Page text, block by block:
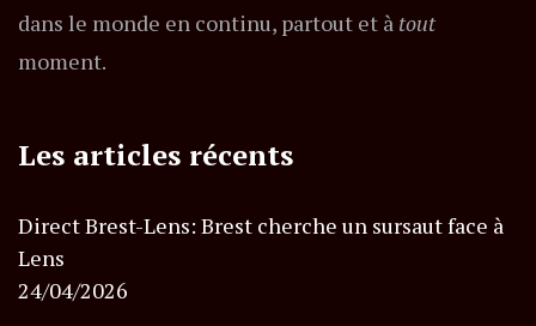
dans le monde en continu, partout et à tout
moment.
Les articles récents
Direct Brest-Lens: Brest cherche un sursaut face à
Lens
24/04/2026